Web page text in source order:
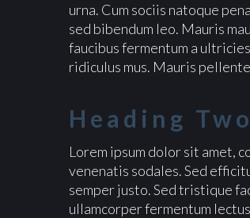
urna. Cum sociis natoque
sed bibendum leo. Mauris
faucibus fermentum a
ridiculus mus. Mauris
Heading Two
Lorem ipsum dolor sit amet,
venenatis sodales. Sed
semper justo. Sed tristique
ullamcorper fermentum